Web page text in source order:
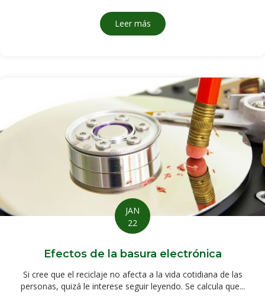
Leer más sobre TCEA 2014 Annual
JAN
22
Efectos de la basura electrónica
Si cree que el reciclaje no afecta a la vida cotidiana de las
personas, quizá le interese seguir leyendo. Se calcula que...